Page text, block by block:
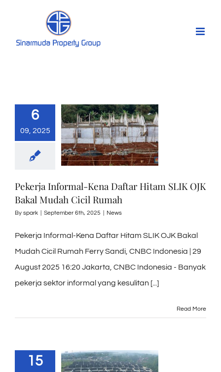
content
6
09, 2025
Pekerja Informal-Kena Daftar Hitam SLIK OJK
Bakal Mudah Cicil Rumah
By spark September 6th, 2025 News
Pekerja Informal-Kena Daftar Hitam SLIK OJK Bakal
Mudah Cicil Rumah Ferry Sandi, CNBC Indonesia | 29
August 2025 16:20 Jakarta, CNBC Indonesia - Banyak
pekerja sektor informal yang kesulitan [...]
Read More
15